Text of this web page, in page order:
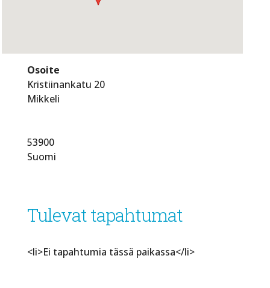
Osoite
Kristiinankatu 20
Mikkeli
53900
Suomi
Tulevat tapahtumat
<li>Ei tapahtumia tässä paikassa</li>